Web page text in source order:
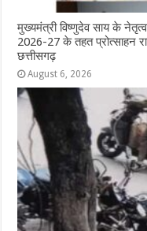
मुख्यमंत्री विष्णुदेव साय के
2026-27 के तहत प्रोत्साहन
छत्तीसगढ़
August 6, 2026